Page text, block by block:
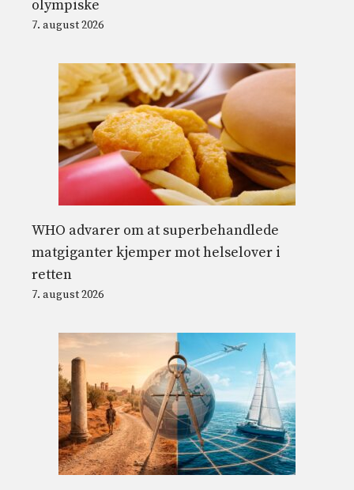
olympiske
7. august 2026
WHO advarer om at superbehandlede
matgiganter kjemper mot helselover i
retten
7. august 2026